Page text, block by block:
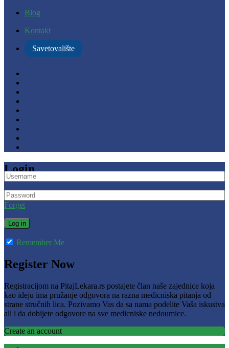
Blog
Kontakt
Savetovalište
Login
Forget
Remember Me
Register Now
Registracijom na PitajLekara.rs postajete član naše zajednice koja
kao ideju ima pružanje odgovora na razna medicniska pitanja od
strane stručnih lica. Pozivamo Vas da sa nama podelite Vaša iskustva
ali i da dobijete odgovore na sve medicniske nedoumice.
Create an account